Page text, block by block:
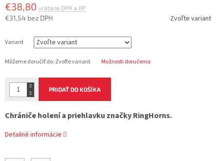
€38,80
€31,54 bez DPH
cena:
Zvoľte variant
Variant
Môžeme doručiť do: Zvoľte variant Možnosti doručenia
PRIDAŤ DO KOŠÍKA
Chrániče holení a priehlavku značky RingHorns.
Detailné informácie